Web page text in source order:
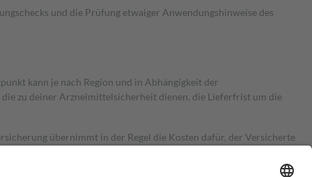
und die Prüfung etwaiger Anwendungshinweise des
kann je nach Region und in Abhängigkeit der
zu deiner Arzneimittelsicherheit dienen, die Lieferfrist um die
übernimmt in der Regel die Kosten dafür, der Versicherte
Es sind jedoch nie mehr als die tatsächlichen Kosten der Leistung